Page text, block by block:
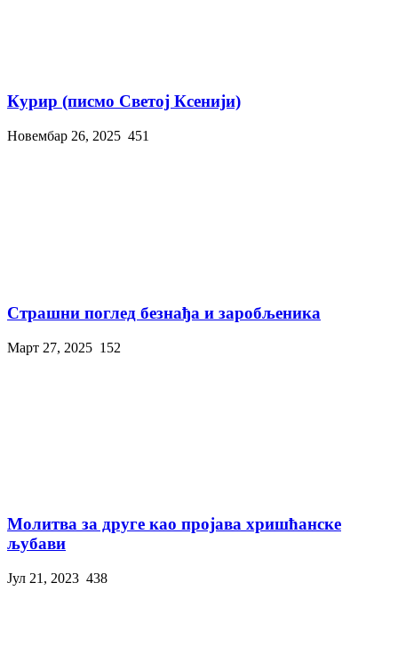
Курир (писмо Светој Ксенији)
Новембар 26, 2025 451
Страшни поглед безнађа и заробљеника
Март 27, 2025 152
Молитва за друге као пројава хришћанске
љубави
Јул 21, 2023 438